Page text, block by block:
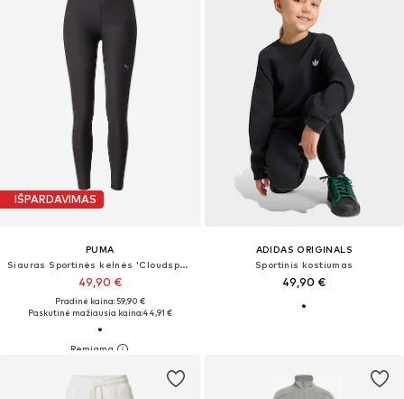
IŠPARDAVIMAS
PUMA
Siauras Sportinės kelnės 'Cloudspun'
49,90 €
Pradinė kaina: 59,90 €
Paskutinė mažiausia kaina:44,91 €
ADIDAS ORIGINALS
Sportinis kostiumas
49,90 €